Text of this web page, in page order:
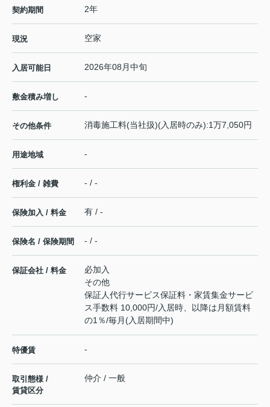
契約期間 2年
現況 空家
入居可能日 2026年08月中旬
敷金積み増し -
その他条件 消毒施工料(当社扱)(入居時のみ):1万7,050円
用途地域 -
権利金 / 雑費 - / -
保険加入 / 料金 有 / -
保険名 / 保険期間 - / -
保証会社 / 料金
必加入
その他
保証人代行サービス保証料・家賃集金サービ
ス手数料 10,000円/入居時、以降は月額賃料
の1％/毎月(入居期間中)
特優賃 -
取引態様 /
賃貸区分
仲介 / 一般